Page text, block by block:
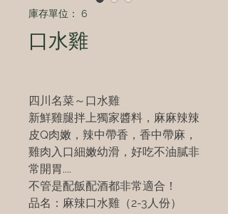
庫存單位： 6
口水雞
四川名菜～口水雞
新鮮雞腿拌上獨家醬料，麻麻辣辣
皮Q肉嫩，辣中帶香，香中帶麻，
雞肉入口細嫩幼滑，好吃不油膩非
常開胃....
不管是配飯配酒都非常適合！
品名：麻辣口水雞（2-3人份）